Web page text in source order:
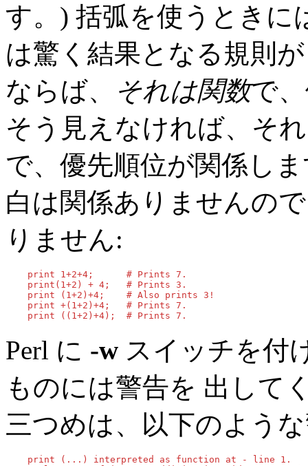
す。) 括弧を使うときに
は驚く結果となる規則
ならば、
それは関数で
そう見えなければ、そ
で、優先順位が関係し
白は関係ありませんの
りません:
    print 1+2+4;      # Prints 7.
    print(1+2) + 4;   # Prints 3.
    print (1+2)+4;    # Also prints 3!
    print +(1+2)+4;   # Prints 7.
    print ((1+2)+4);  # Prints 7.
Perl に -w スイッチを付
ものには警告を 出して
三つめは、以下のよう
    print (...) interpreted as function at - line 1.